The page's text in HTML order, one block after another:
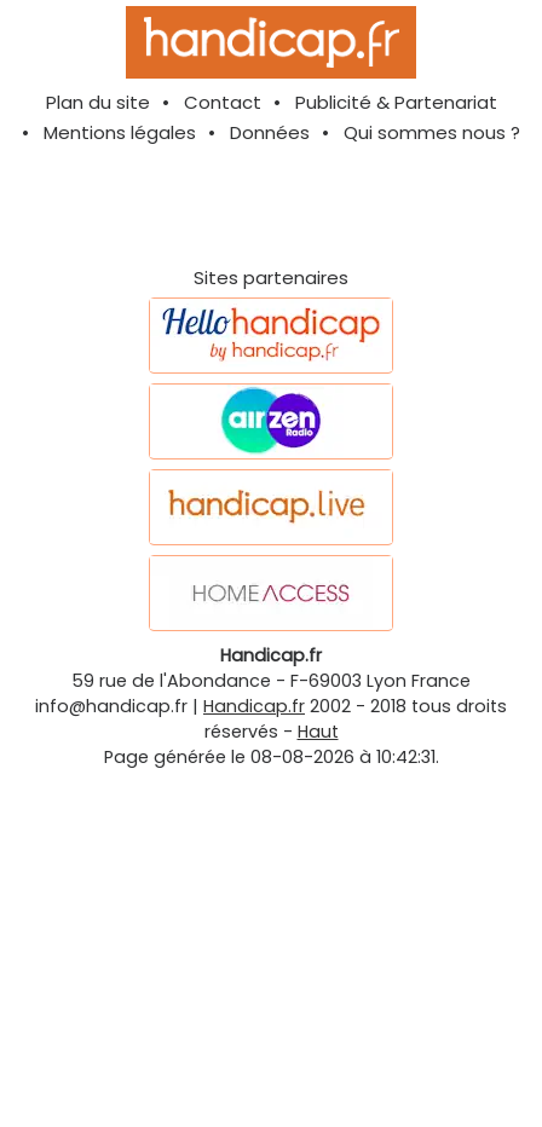
Plan du site Contact
Publicité & Partenariat
Mentions légales
Données Qui sommes nous ?
Sites partenaires
Handicap.fr
59 rue de l'Abondance - F-69003 Lyon France
info@handicap.fr | Handicap.fr 2002 - 2018 tous droits
réservés - Haut
Page générée le 08-08-2026 à 10:42:31.